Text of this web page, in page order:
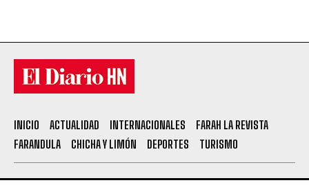
INICIO ACTUALIDAD INTERNACIONALES
FARAH LA REVISTA
FARANDULA
CHICHA Y LIMÓN DEPORTES TURISMO